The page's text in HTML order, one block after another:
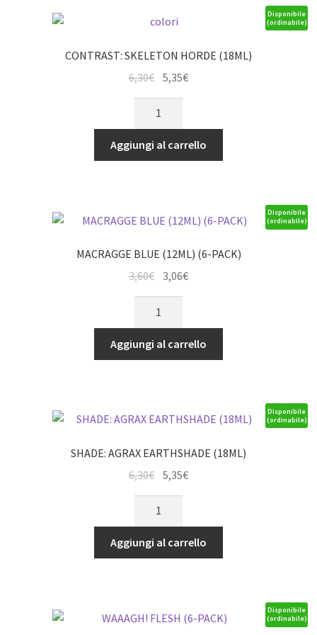
Disponibile
(ordinabile)
CONTRAST: SKELETON HORDE (18ML)
6,30€
originale
era:
6,30€.
5,35€Il
è:
5,35€.
HORDE
(18ML)
Aggiungi al carrello
Disponibile
(ordinabile)
MACRAGGE BLUE (12ML) (6-PACK)
3,60€
prezzo
originale
era:
3,60€.
3,06€Il
è:
3,06€.
(12ML)
(6-
Aggiungi al carrello
Disponibile
(ordinabile)
SHADE: AGRAX EARTHSHADE (18ML)
6,30€
originale
era:
6,30€.
5,35€Il
è:
5,35€.
EARTHSHADE
(18ML)
Aggiungi al carrello
Disponibile
(ordinabile)